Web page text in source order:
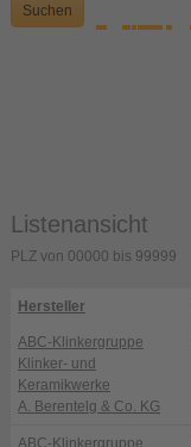
Suchen
Listenansicht
PLZ von 00000 bis 99999
Hersteller
ABC-Klinkergruppe
Klinker- und
Keramikwerke
A. Berentelg & Co. KG
ABC-Klinkergruppe